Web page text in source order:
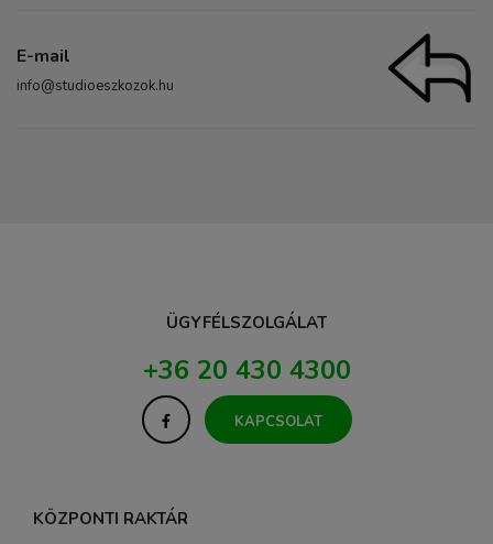
E-mail
info@studioeszkozok.hu
ÜGYFÉLSZOLGÁLAT
+36 20 430 4300
KAPCSOLAT
KÖZPONTI RAKTÁR